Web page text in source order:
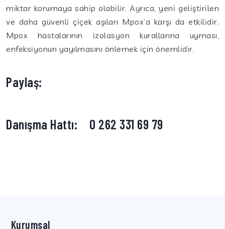
miktar korumaya sahip olabilir. Ayrıca, yeni geliştirilen
ve daha güvenli çiçek aşıları Mpox’a karşı da etkilidir.
Mpox hastalarının izolasyon kurallarına uyması,
enfeksiyonun yayılmasını önlemek için önemlidir.
Paylaş:
Danışma Hattı: 0 262 331 69 79
Kurumsal